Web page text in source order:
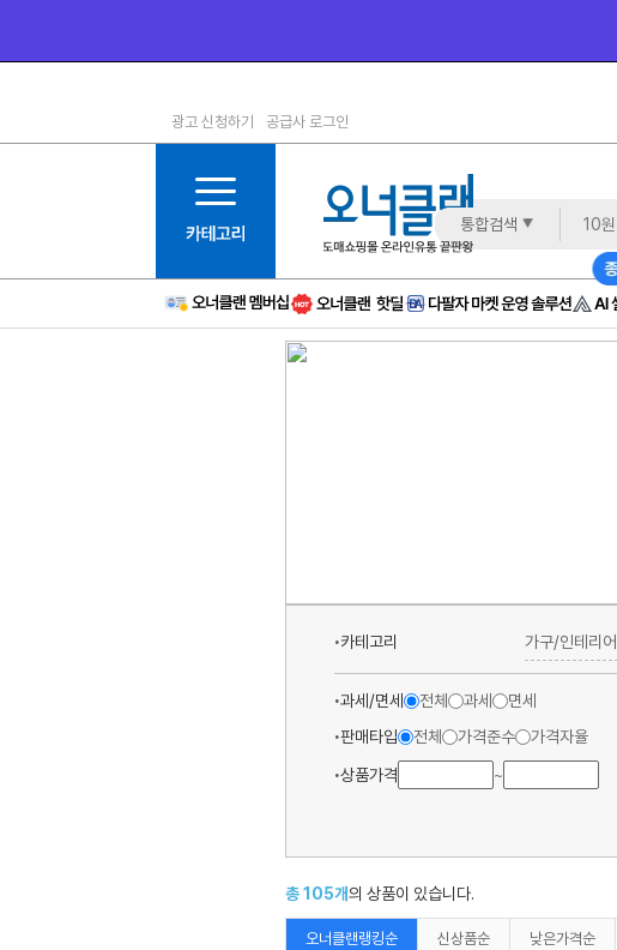
1등급
6등급
11등급
12등급
15등급
16등급
광고 신청하기 공급사 로그인
통합검색
카테고리 가구/인테리어
과세/면세 전체 과세 면세
판매타입
전체 가격준수 가격자율
상품가격
~
총105개의 상품이 있습니다.
오너클랜랭킹순 신상품순 낮은가격순